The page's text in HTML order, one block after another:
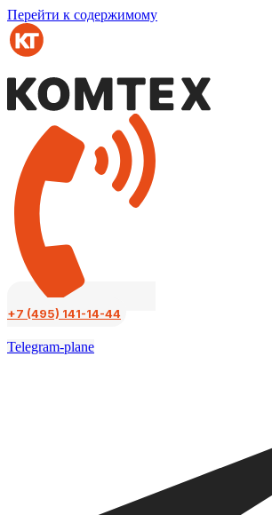
Перейти к содержимому
+7 (495) 141-14-44
Telegram-plane